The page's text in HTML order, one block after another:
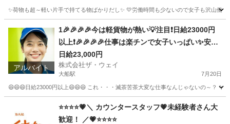
✨荷物も超～軽い片手で持てる物ばかりだし✨ 💛労働時間も少ないので女子も沢山働
南町田グランベリーパーク駅 配送 ギグワーク
アルバイト
1🎉🎉🎉🎉今は軽貨物が熱い💡注目❗️日給23000円
以上❗️🎉🎉🎉🎉仕事は楽チンで女子いっぱい✨安定
収入😄完全週休2日制だよ💗
日給23,000円
株式会社ザ・ウェイ
大船駅 7月20日
😄😄😄日給23000円以上😄😄😄 これ・・・滅茶苦茶大変な仕事なんじゃないの～？
大船駅 ドライバー ネットスーパー
⭐⭐⭐⭐💗＼ カウンタースタッフ💗未経験者さん大
歓迎！ ／💗⭐⭐⭐⭐